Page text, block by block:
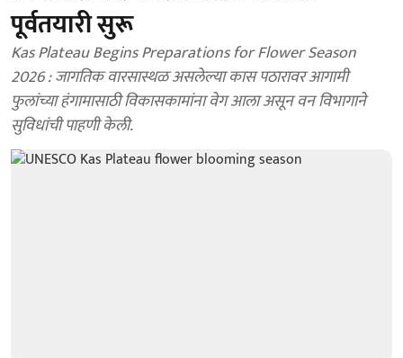
पूर्वतयारी सुरू
Kas Plateau Begins Preparations for Flower Season
2026 : जागतिक वारसास्थळ असलेल्या कास पठारावर आगामी
फुलांच्या हंगामासाठी विकासकामांना वेग आला असून वन विभागाने
सुविधांची पाहणी केली.